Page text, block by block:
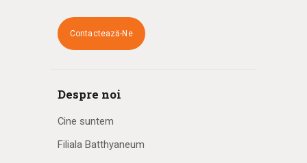
Contactează-Ne
Despre noi
Cine suntem
Filiala Batthyaneum